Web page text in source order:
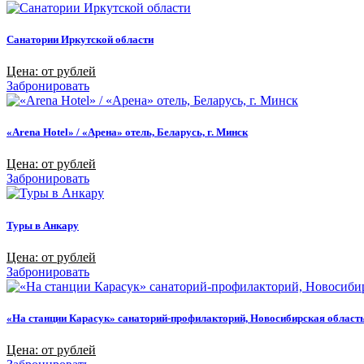
Санатории Иркутской области
Цена: от рублей
Забронировать
«Arena Hotel» / «Арена» отель, Беларусь, г. Минск
Цена: от рублей
Забронировать
Туры в Анкару
Цена: от рублей
Забронировать
«На станции Карасук» санаторий-профилакторий, Новосибирская
Цена: от рублей